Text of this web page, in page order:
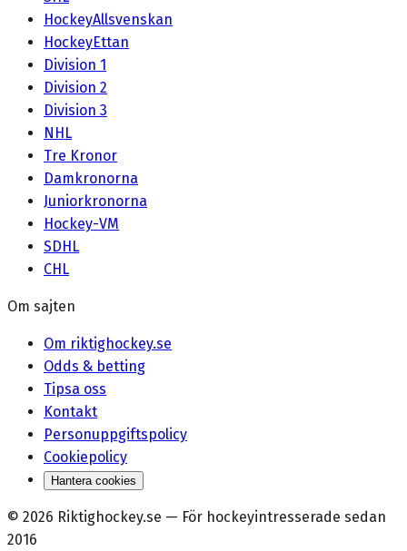
HockeyAllsvenskan
HockeyEttan
Division 1
Division 2
Division 3
NHL
Tre Kronor
Damkronorna
Juniorkronorna
Hockey-VM
SDHL
CHL
Om sajten
Om riktighockey.se
Odds & betting
Tipsa oss
Kontakt
Personuppgiftspolicy
Cookiepolicy
Hantera cookies
© 2026 Riktighockey.se — För hockeyintresserade sedan
2016